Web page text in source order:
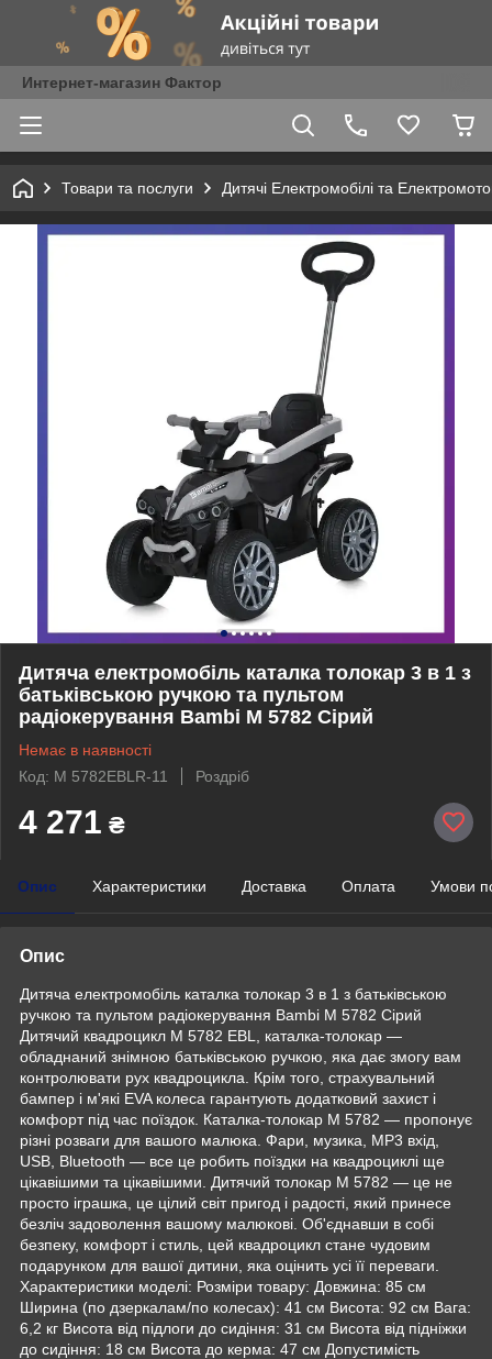
Интернет-магазин Фактор
Товари та послуги Дитячі Електромобілі та
Дитяча електромобіль каталка толокар 3 в 1 з
батьківською ручкою та пультом
радіокерування Bambi M 5782 Сірий
Немає в наявності
Код: M 5782EBLR-11
Роздріб
4 271 ₴
Опис Характеристики Доставка Оплата Умови
Опис
Дитяча електромобіль каталка толокар 3 в 1 з батьківською
ручкою та пультом радіокерування Bambi M 5782 Сірий
Дитячий квадроцикл M 5782 EBL, каталка-толокар —
обладнаний знімною батьківською ручкою, яка дає змогу вам
контролювати рух квадроцикла. Крім того, страхувальний
бампер і м'які EVA колеса гарантують додатковий захист і
комфорт під час поїздок. Каталка-толокар M 5782 — пропонує
різні розваги для вашого малюка. Фари, музика, MP3 вхід,
USB, Bluetooth — все це робить поїздки на квадроциклі ще
цікавішими та цікавішими. Дитячий толокар M 5782 — це не
просто іграшка, це цілий світ пригод і радості, який принесе
безліч задоволення вашому малюкові. Об'єднавши в собі
безпеку, комфорт і стиль, цей квадроцикл стане чудовим
подарунком для вашої дитини, яка оцінить усі її переваги.
Характеристики моделі: Розміри товару: Довжина: 85 см
Ширина (по дзеркалам/по колесах): 41 см Висота: 92 см Вага:
6,2 кг Висота від підлоги до сидіння: 31 см Висота від підніжки
до сидіння: 18 см Висота до керма: 47 см Допустимість